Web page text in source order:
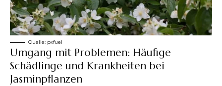
Quelle: pxfuel
Umgang mit Problemen: Häufige
Schädlinge und Krankheiten bei
Jasminpflanzen